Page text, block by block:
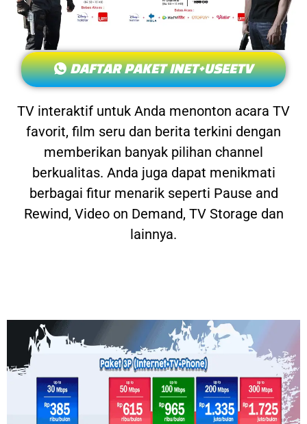
DAFTAR PAKET INET+USEETV
TV interaktif untuk Anda menonton acara TV
favorit, film seru dan berita terkini dengan
memberikan banyak pilihan channel
berkualitas. Anda juga dapat menikmati
berbagai fitur menarik seperti Pause and
Rewind, Video on Demand, TV Storage dan
lainnya.